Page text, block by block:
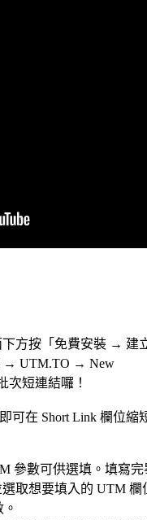
下方按「免費安裝 → 建
→ UTM.TO → New
次短連結囉！
可在 Short Link 欄位縮
參數可供選填。填寫完
取想要填入的 UTM 欄